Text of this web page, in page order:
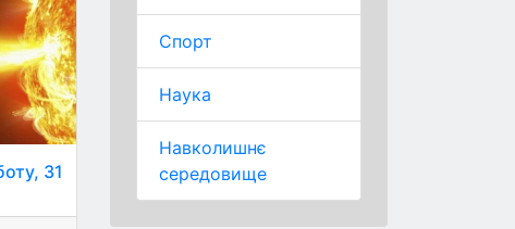
Спорт
Наука
Навколишнє
середовище
31